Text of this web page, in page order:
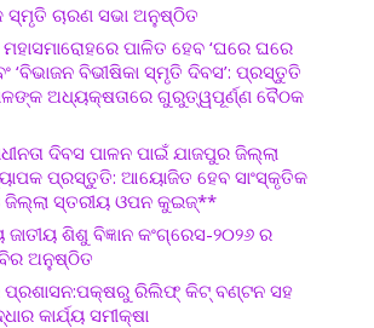
ଚାରଣ ସଭା ଅନୁଷ୍ଠିତ
ପାଳିତ ହେବ ‘ଘରେ ଘରେ
‘ବିଭାଜନ ବିଭୀଷିକା ସ୍ମୃତି ଦିବସ’: ପ୍ରସ୍ତୁତି
ଅଧ୍ୟକ୍ଷତାରେ ଗୁରୁତ୍ୱପୂର୍ଣ୍ଣ ବୈଠକ
ଦିବସ ପାଳନ ପାଇଁ ଯାଜପୁର ଜିଲ୍ଲା
ପ୍ରସ୍ତୁତି: ଆୟୋଜିତ ହେବ ସାଂସ୍କୃତିକ
ସ୍ତରୀୟ ଓପନ କୁଇଜ୍**
ଶିଶୁ ବିଜ୍ଞାନ କଂଗ୍ରେସ-୨୦୨୬ ର
ଅନୁଷ୍ଠିତ
ପ୍ରଶାସନ:ପକ୍ଷରୁ ରିଲିଫ୍ କିଟ୍ ବଣ୍ଟନ ସହ
କାର୍ଯ୍ୟ ସମୀକ୍ଷା